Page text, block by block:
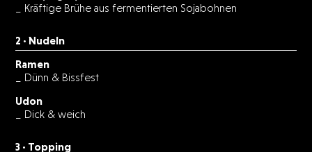
_ Kräftige Brühe aus fermentierten Sojabohnen
2 · Nudeln
Ramen
_ Dünn & Bissfest
Udon
_ Dick & weich
3 · Topping